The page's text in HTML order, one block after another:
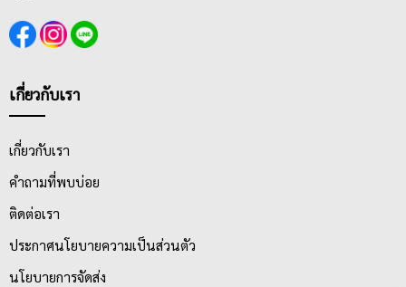
เกี่ยวกับเรา
เกี่ยวกับเรา
คำถามที่พบบ่อย
ติดต่อเรา
ประกาศนโยบายความเป็นส่วนตัว
นโยบายการจัดส่ง